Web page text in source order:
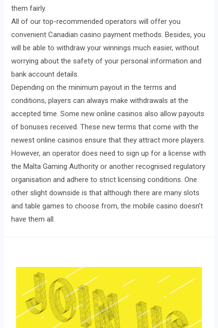
them fairly.
All of our top-recommended operators will offer you
convenient Canadian casino payment methods. Besides, you
will be able to withdraw your winnings much easier, without
worrying about the safety of your personal information and
bank account details.
Depending on the minimum payout in the terms and
conditions, players can always make withdrawals at the
accepted time. Some new online casinos also allow payouts
of bonuses received. These new terms that come with the
newest online casinos ensure that they attract more players.
However, an operator does need to sign up for a license with
the Malta Gaming Authority or another recognised regulatory
organisation and adhere to strict licensing conditions. One
other slight downside is that although there are many slots
and table games to choose from, the mobile casino doesn’t
have them all.